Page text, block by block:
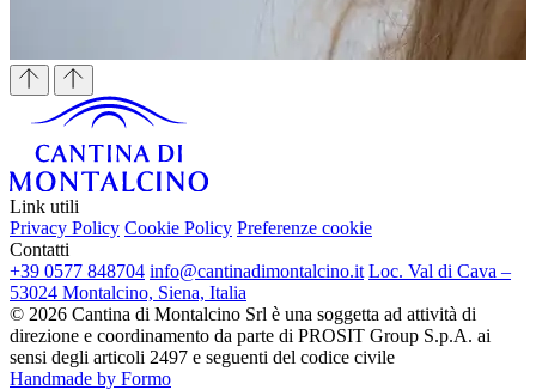
Link utili
Privacy Policy Cookie Policy Preferenze cookie
Contatti
+39 0577 848704 info@cantinadimontalcino.it Loc. Val di Cava –
53024 Montalcino, Siena, Italia
© 2026 Cantina di Montalcino Srl è una soggetta ad attività di
direzione e coordinamento da parte di PROSIT Group S.p.A. ai
sensi degli articoli 2497 e seguenti del codice civile
Handmade by Formo